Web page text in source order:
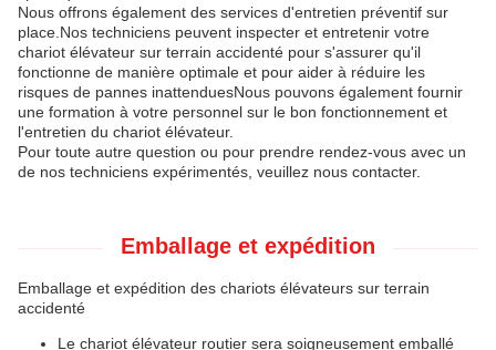
Nous offrons également des services d'entretien préventif sur
place.Nos techniciens peuvent inspecter et entretenir votre
chariot élévateur sur terrain accidenté pour s'assurer qu'il
fonctionne de manière optimale et pour aider à réduire les
risques de pannes inattenduesNous pouvons également fournir
une formation à votre personnel sur le bon fonctionnement et
l'entretien du chariot élévateur.
Pour toute autre question ou pour prendre rendez-vous avec un
de nos techniciens expérimentés, veuillez nous contacter.
Emballage et expédition
Emballage et expédition des chariots élévateurs sur terrain
accidenté
Le chariot élévateur routier sera soigneusement emballé